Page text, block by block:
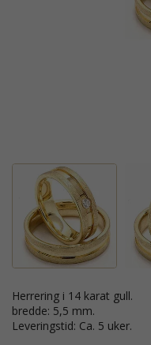
Herrering i 14 karat gull.
bredde: 5,5 mm.
Leveringstid: Ca. 5 uker.